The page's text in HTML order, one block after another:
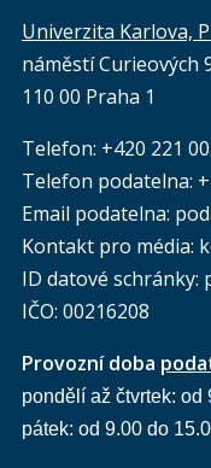
Univerzita Karlova,
náměstí Curieových
110 00 Praha 1
Telefon: +420 221
Telefon podatelna:
Email podatelna:
Kontakt pro média:
ID datové schránky:
IČO: 00216208
Provozní doba
pondělí až čtvrtek: od
pátek: od 9.00 do